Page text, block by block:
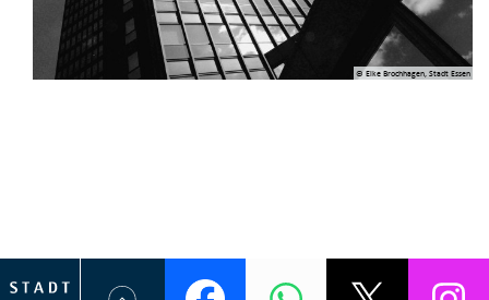
© Elke Brochhagen, Stadt Essen